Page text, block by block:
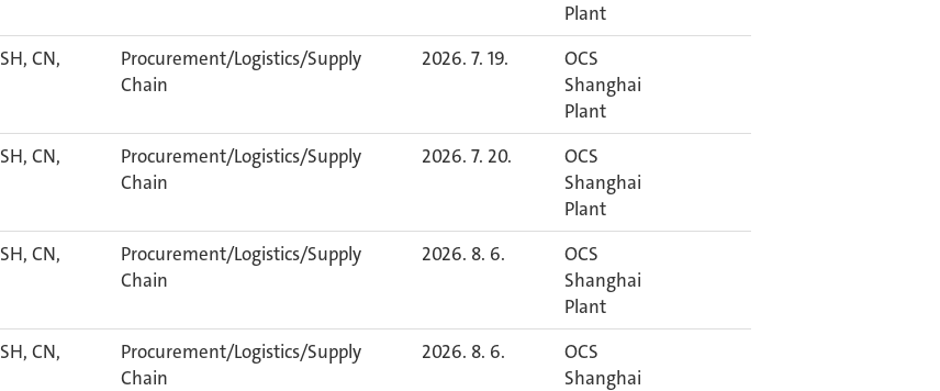
Plant
CN,
Procurement/Logistics/Supply
Chain
2026. 7. 19.
OCS
Shanghai
Plant
CN,
Procurement/Logistics/Supply
Chain
2026. 7. 20.
OCS
Shanghai
Plant
CN,
Procurement/Logistics/Supply
Chain
2026. 8. 6.
OCS
Shanghai
Plant
CN,
Procurement/Logistics/Supply
Chain
2026. 8. 6.
OCS
Shanghai